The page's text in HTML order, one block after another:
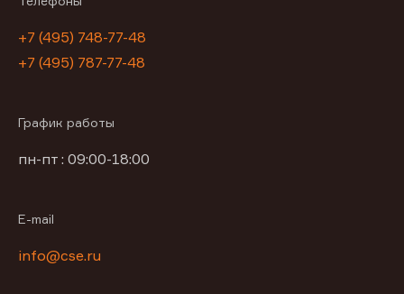
+7 (495) 748-77-48
+7 (495) 787-77-48
График работы
пн-пт : 09:00-18:00
E-mail
info@cse.ru